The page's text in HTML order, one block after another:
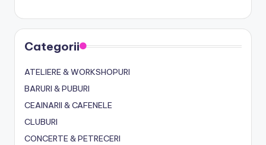
Categorii
ATELIERE & WORKSHOPURI
BARURI & PUBURI
CEAINARII & CAFENELE
CLUBURI
CONCERTE & PETRECERI